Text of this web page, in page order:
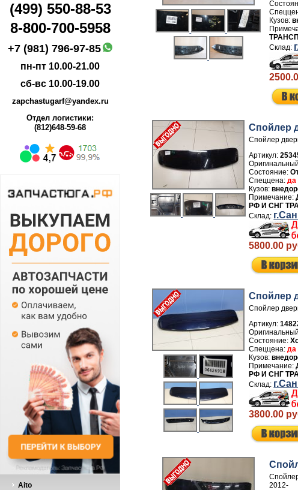
(499) 550-88-53
8-800-700-5958
+7 (981) 796-97-85
пн-пт 10.00-21.00
сб-вс 10.00-19.00
zapchastugarf@yandex.ru
Отдел логистики:
(812)648-59-68
Aito
Спойлер
Спойлер
Артикул:
да
РФ И СНГ
5800.00
Спойлер
Спойлер
Артикул:
да
РФ И СНГ
3800.00
2012-